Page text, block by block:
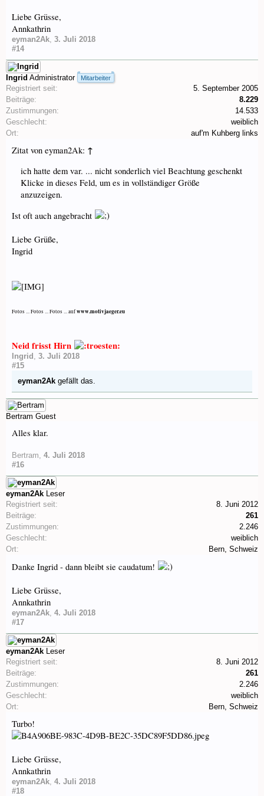
Liebe Grüsse,
Annkathrin
eyman2Ak, 3. Juli 2018
#14
Ingrid Administrator Mitarbeiter
Registriert seit:
5. September 2005
Beiträge:
8.229
Zustimmungen:
14.533
Geschlecht:
weiblich
Ort:
auf'm Kuhberg links
Zitat von eyman2Ak: ↑
ich hatte dem var. ... nicht sonderlich viel Beachtung geschenkt
Klicke in dieses Feld, um es in vollständiger Größe
anzuzeigen.
Ist oft auch angebracht
Liebe Grüße,
Ingrid
Fotos ... Fotos ... Fotos ... aufwww.motivjaeger.eu
Neid frisst Hirn
Ingrid 3. Juli 2018
#15
eyman2Ak gefällt das.
Bertram Guest
Alles klar.
Bertram 4. Juli 2018
#16
eyman2Ak Leser
Registriert seit:
8. Juni 2012
Beiträge:
261
Zustimmungen:
2.246
Geschlecht:
weiblich
Ort:
Bern, Schweiz
Danke Ingrid - dann bleibt sie caudatum!
Liebe Grüsse,
Annkathrin
eyman2Ak 4. Juli 2018
#17
eyman2Ak Leser
Registriert seit:
8. Juni 2012
Beiträge:
261
Zustimmungen:
2.246
Geschlecht:
weiblich
Ort:
Bern, Schweiz
Turbo!
Liebe Grüsse,
Annkathrin
eyman2Ak 4. Juli 2018
#18